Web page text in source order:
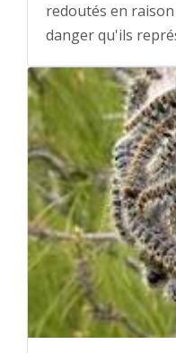
redoutés en
danger qu'ils